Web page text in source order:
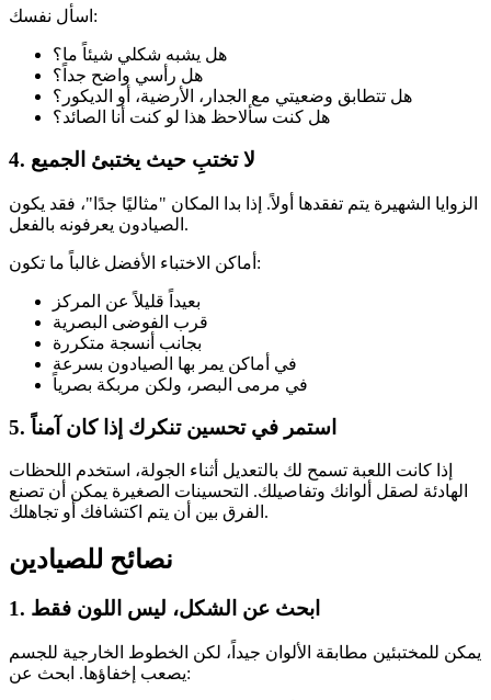
اسأل نفسك:
هل يشبه شكلي شيئاً ما؟
هل رأسي واضح جداً؟
هل تتطابق وضعيتي مع الجدار، الأرضية، أو الديكور؟
هل كنت سألاحظ هذا لو كنت أنا الصائد؟
4. لا تختبِ حيث يختبئ الجميع
الزوايا الشهيرة يتم تفقدها أولاً. إذا بدا المكان "مثاليًا جدًا"، فقد يكون
الصيادون يعرفونه بالفعل.
أماكن الاختباء الأفضل غالباً ما تكون:
بعيداً قليلاً عن المركز
قرب الفوضى البصرية
بجانب أنسجة متكررة
في أماكن يمر بها الصيادون بسرعة
في مرمى البصر، ولكن مربكة بصرياً
5. استمر في تحسين تنكرك إذا كان آمناً
إذا كانت اللعبة تسمح لك بالتعديل أثناء الجولة، استخدم اللحظات
الهادئة لصقل ألوانك وتفاصيلك. التحسينات الصغيرة يمكن أن تصنع
الفرق بين أن يتم اكتشافك أو تجاهلك.
نصائح للصيادين
1. ابحث عن الشكل، ليس اللون فقط
يمكن للمختبئين مطابقة الألوان جيداً، لكن الخطوط الخارجية للجسم
يصعب إخفاؤها. ابحث عن: